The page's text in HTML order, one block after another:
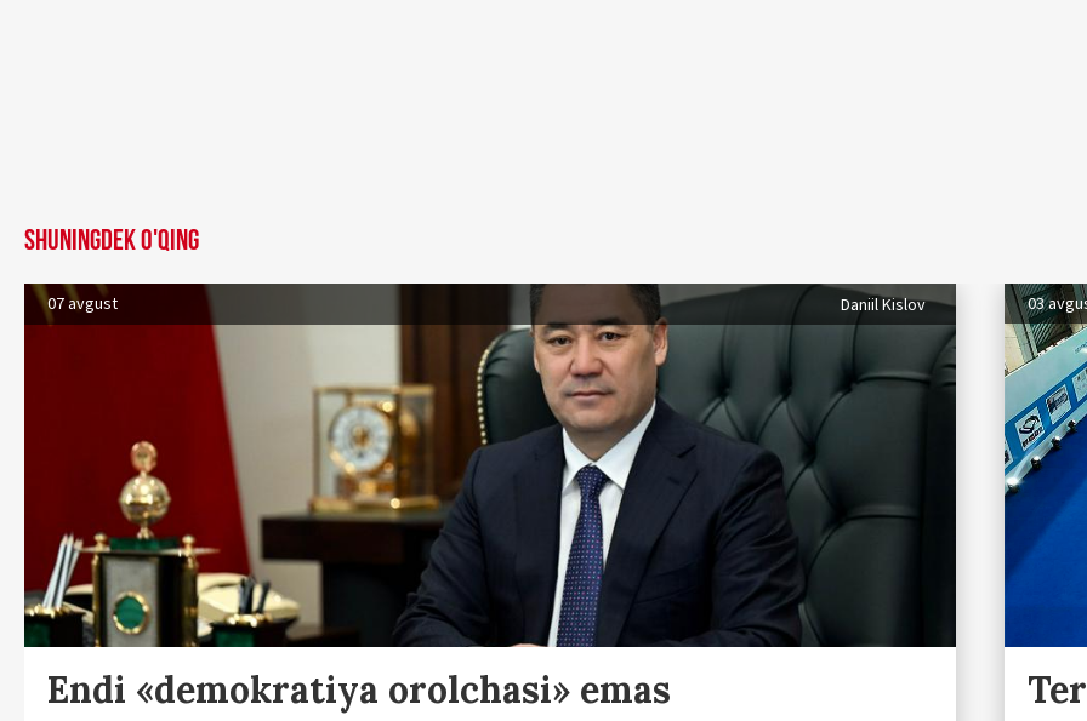
Shuningdek o'qing
07 avgust Daniil Kislov
Endi «demokratiya orolchasi» emas
03